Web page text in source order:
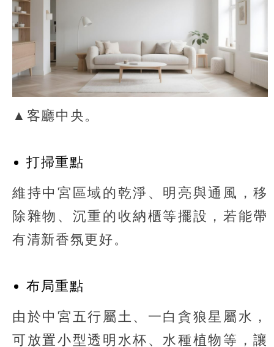
▲客廳中央。
打掃重點
維持中宮區域的乾淨、明亮與通風，移
除雜物、沉重的收納櫃等擺設，若能帶
有清新香氛更好。
布局重點
由於中宮五行屬土、一白貪狼星屬水，
可放置小型透明水杯、水種植物等，讓